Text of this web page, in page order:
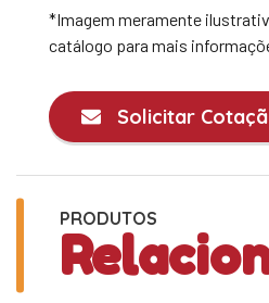
*Imagem meramente
catálogo para mais
Solicitar
PRODUTOS